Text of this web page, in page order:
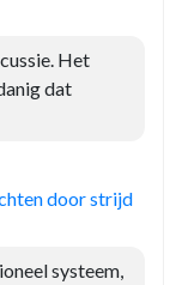
Het
dat
door strijd
systeem,